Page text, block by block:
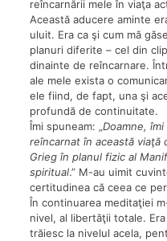
reîncarnării mele în viaţa
Această aducere aminte
uluit. Era ca şi cum mă
planuri diferite – cel din
dinainte de reîncarnare.
ale mele exista o
ele fiind, de fapt, una şi
profundă de continuitate.
Îmi spuneam: „Doamne,
reîncarnat în această viaţă
Grieg în planul fizic al
spiritual.” M-au uimit
certitudinea că ceea ce
În continuarea meditaţiei
nivel, al libertăţii totale.
trăiesc la nivelul acela,